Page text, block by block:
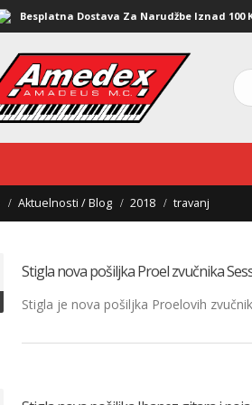
Besplatna Dostava Za Narudžbe Iznad 100
Aktuelnosti / Blog 2018 travanj
Stigla nova pošiljka Proel zvučnika
Stigla je nova pošiljka Proelovih